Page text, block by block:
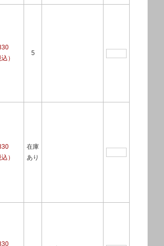
込）
5
込）
在庫
あり